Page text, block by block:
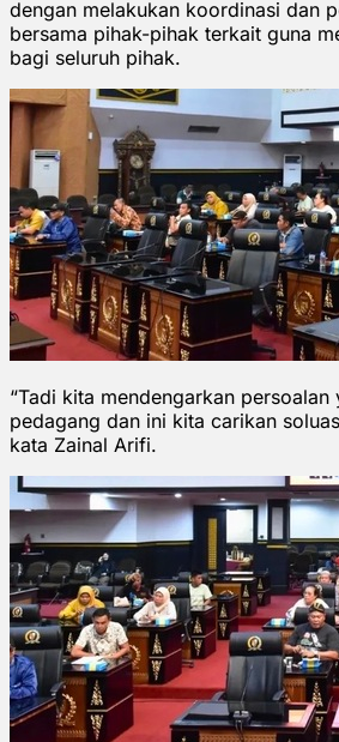
dengan melakukan koordinasi dan
bersama pihak-pihak terkait guna
bagi seluruh pihak.
“Tadi kita mendengarkan
pedagang dan ini kita carikan
kata Zainal Arifi.